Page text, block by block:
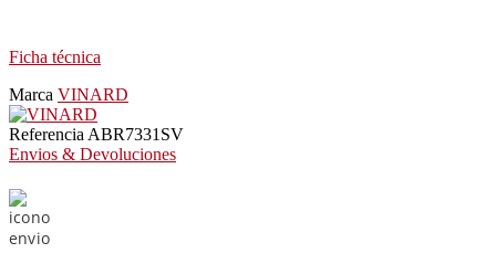
Ficha técnica
Marca VINARD
Referencia ABR7331SV
Envios & Devoluciones